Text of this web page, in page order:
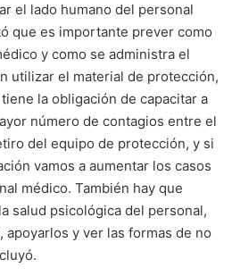
el lado humano del personal
que es importante prever como
y como se administra el
utilizar el material de protección,
la obligación de capacitar a
número de contagios entre el
del equipo de protección, y si
vamos a aumentar los casos
médico. También hay que
salud psicológica del personal,
y ver las formas de no